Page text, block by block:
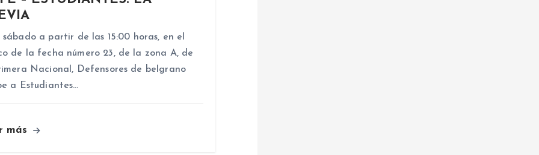
sábado a partir de las 15:00 horas, en el
de la fecha número 23, de la zona A, de
Nacional, Defensores de belgrano
a Estudiantes…
más